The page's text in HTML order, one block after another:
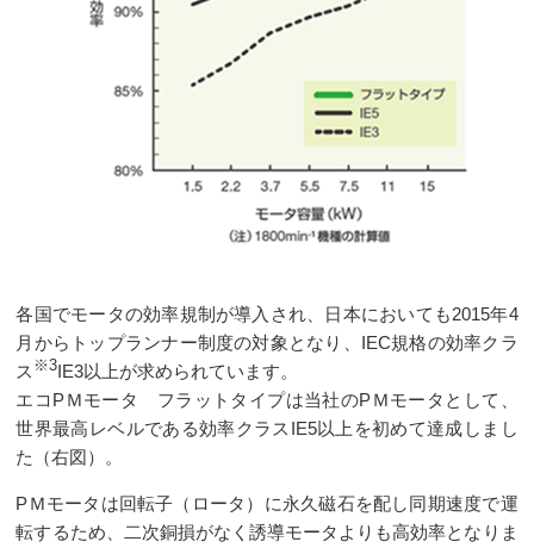
各国でモータの効率規制が導入され、日本においても2015年4
月からトップランナー制度の対象となり、IEC規格の効率クラ
ス ※3IE3以上が求められています。
エコPＭモータ フラットタイプは当社のPＭモータとして、
世界最高レベルである効率クラスIE5以上を初めて達成しまし
た（右図）。
PＭモータは回転子（ロータ）に永久磁石を配し同期速度で運
転するため、二次銅損がなく誘導モータよりも高効率となりま